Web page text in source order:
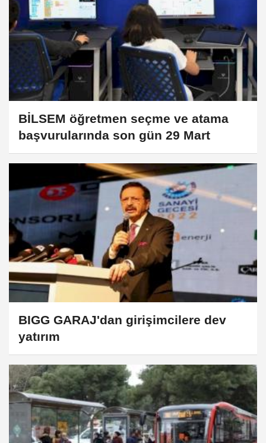
BİLSEM öğretmen seçme ve atama
başvurularında son gün 29 Mart
BIGG GARAJ'dan girişimcilere dev
yatırım